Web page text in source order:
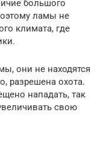
большого
ламы не
климата, где
они не находятся
разрешена охота.
нападать, так
свою